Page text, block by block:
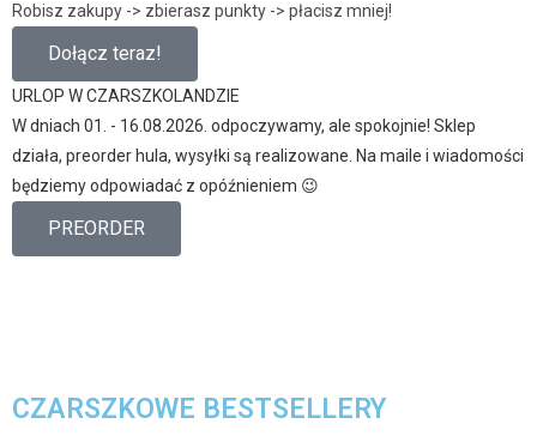
Robisz zakupy -> zbierasz punkty -> płacisz mniej!
Dołącz teraz!
URLOP W CZARSZKOLANDZIE
W dniach 01. - 16.08.2026. odpoczywamy, ale spokojnie! Sklep
działa, preorder hula, wysyłki są realizowane. Na maile i wiadomości
będziemy odpowiadać z opóźnieniem 😉
PREORDER
CZARSZKOWE BESTSELLERY